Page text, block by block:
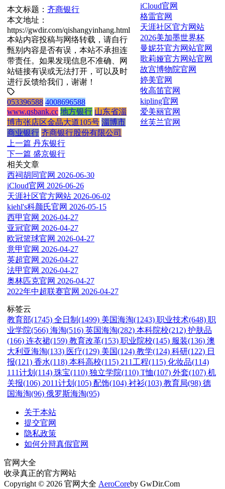
本文标题： 齐商银行
本文地址：
https://gwdir.com/qishangyinhang.html
本站内容投稿与网络转载，请自行
甄别内容是否有误，本站不承担连
带责任。如果发现信息不准确、网
站链接有误或无法打开，可以及时
进行反馈给我们，谢谢！
053396588 4008696588
www.qsbank.cc 地方银行 山东省淄
博市张店区金晶大道105号 淄博市
商业银行 齐商银行股份有限公司
上一篇 丹东银行
下一篇 盛京银行
相关文章
西祠胡同官网 2026-06-30
iCloud官网 2026-06-26
天涯社区官方网站 2026-06-02
kiehl's科颜氏官网 2026-05-15
西甲官网 2026-04-27
亚冠官网 2026-04-27
欧冠篮球官网 2026-04-27
意甲官网 2026-04-27
英超官网 2026-04-27
法甲官网 2026-04-27
奥林匹克官网 2026-04-27
2022年中超联赛官网 2026-04-27
iCloud官网
格雷官网
天涯社区官方网站
2026美加墨世界杯
曼妮芬官方网站官网
歌莉娅官方网站官网
故宫博物院官网
婷美官网
牧高笛官网
kipling官网
爱美丽官网
丝芙兰官网
标签云
教育部(1745) 全日制(1499) 美国海淘(1243) 职业技术(648) 职
业学院(566) 海淘(516) 英国海淘(282) 本科院校(212) 护肤品
(166) 连衣裙(159) 教育改革(153) 职业院校(145) 服装(136) 澳
大利亚海淘(133) 医疗(129) 美国(124) 教学(124) 科研(122) 日
报(121) 香水(118) 本科高校(115) 211工程(115) 化妆品(114)
111计划(114) 珠宝(110) 独立学院(110) T恤(107) 外套(107) 机
关报(106) 2011计划(105) 配饰(104) 衬衫(103) 教育局(98) 德
国海淘(96) 俄罗斯海淘(95)
关于本站
提交官网
隐私政策
如何分辩真假官网
官网大全
收录真正的官方网站
Copyright © 2026 官网大全 AeroCoreby GwDir.Com